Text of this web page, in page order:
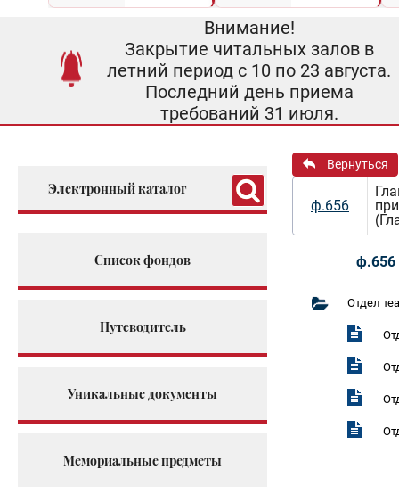
Внимание!
Закрытие читальных залов в
летний период с 10 по 23 августа.
Последний день приема
требований 31 июля.
Электронный каталог
Список фондов
Путеводитель
Уникальные документы
Мемориальные предметы
Вернуться
ф.656
ф.656
Отдел